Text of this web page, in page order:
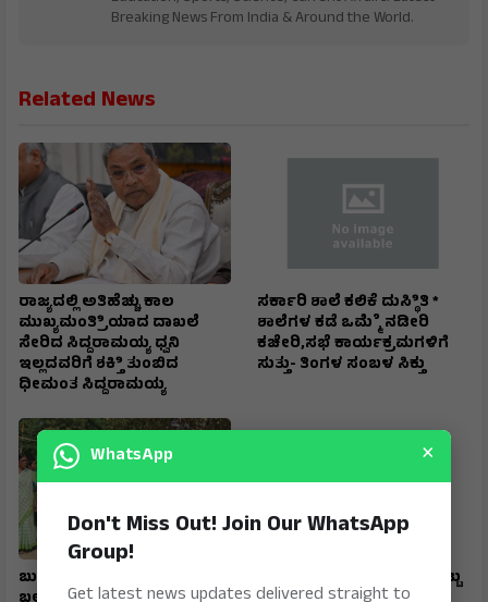
Breaking News From India & Around the World.
Related News
ರಾಜ್ಯದಲ್ಲಿ ಅತಿಹೆಚ್ಚು ಕಾಲ
ಮುಖ್ಯಮಂತ್ರಿಿಯಾದ ದಾಖಲೆ
ಸೇರಿದ ಸಿದ್ದರಾಮಯ್ಯ ಧ್ವನಿ
ಇಲ್ಲದವರಿಗೆ ಶಕ್ತಿಿ ತುಂಬಿದ
ಧೀಮಂತ ಸಿದ್ದರಾಮಯ್ಯ
ಸರ್ಕಾರಿ ಶಾಲೆ ಕಲಿಕೆ ದುಸ್ಥಿಿತಿ *
ಶಾಲೆಗಳ ಕಡೆ ಒಮ್ಮೆೆ ನಡೀರಿ
ಕಚೇರಿ,ಸಭೆ ಕಾರ್ಯಕ್ರಮಗಳಿಗೆ
ಸುತ್ತು- ತಿಂಗಳ ಸಂಬಳ ಸಿಕ್ತು
ಬುದ್ದಿನ್ನಿಿ ನ್ಯಾಾಯಬೆಲೆ ಅಂಗಡಿ
ಒಂದು ಕಾಲದಲ್ಲಿ ಲಕೋಟೆ ಕೊಟ್ಟು
WhatsApp ×
Don't Miss Out! Join Our WhatsApp
Group!
Get latest news updates delivered straight to